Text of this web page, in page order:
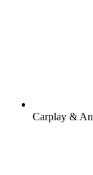
Carplay &